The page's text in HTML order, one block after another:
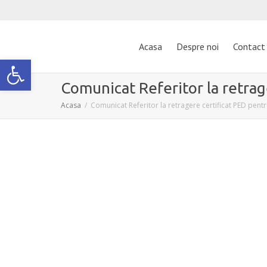
Deschide bara de unelte
Acasa Despre noi Contact
Comunicat Referitor la
Acasa Comunicat Referitor la retragere certificat PED pentru